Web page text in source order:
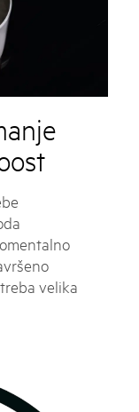
velika